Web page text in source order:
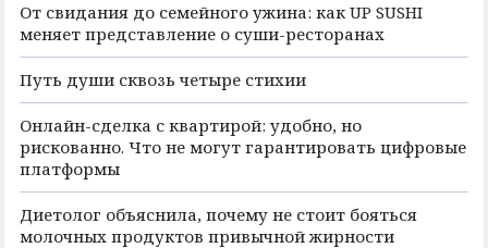
От свидания до семейного ужина: как UP SUSHI
меняет представление о суши-ресторанах
Путь души сквозь четыре стихии
Онлайн-сделка с квартирой: удобно, но
рискованно. Что не могут гарантировать цифровые
платформы
Диетолог объяснила, почему не стоит бояться
молочных продуктов привычной жирности